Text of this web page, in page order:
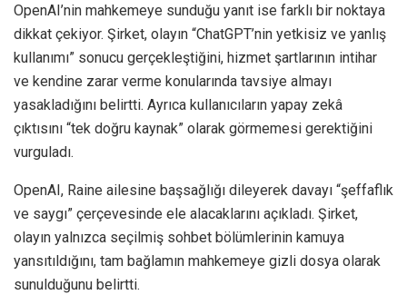
OpenAI’nin mahkemeye sunduğu yanıt ise farklı bir noktaya
dikkat çekiyor. Şirket, olayın “ChatGPT’nin yetkisiz ve yanlış
kullanımı” sonucu gerçekleştiğini, hizmet şartlarının intihar
ve kendine zarar verme konularında tavsiye almayı
yasakladığını belirtti. Ayrıca kullanıcıların yapay zekâ
çıktısını “tek doğru kaynak” olarak görmemesi gerektiğini
vurguladı.
OpenAI, Raine ailesine başsağlığı dileyerek davayı “şeffaflık
ve saygı” çerçevesinde ele alacaklarını açıkladı. Şirket,
olayın yalnızca seçilmiş sohbet bölümlerinin kamuya
yansıtıldığını, tam bağlamın mahkemeye gizli dosya olarak
sunulduğunu belirtti.